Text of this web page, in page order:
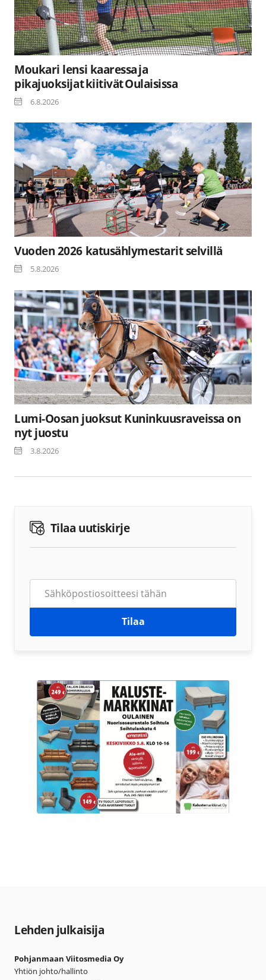
Moukari lensi kaaressa ja
pikajuoksijat kiitivät Oulaisissa
6.8.2026
Vuoden 2026 katusählymestarit selvillä
5.8.2026
Lumi-Oosan juoksut Kuninkuusraveissa on
nyt juostu
3.8.2026
Tilaa uutiskirje
Tilaa
Lehden julkaisija
Pohjanmaan Viitosmedia Oy
Yhtiön johto/hallinto